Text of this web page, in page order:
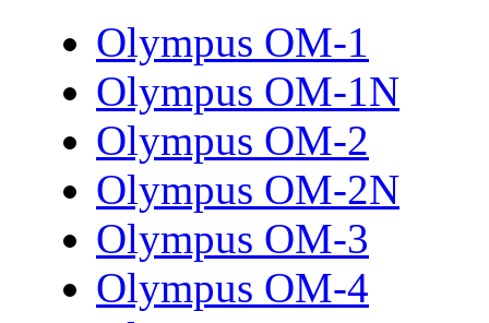
Olympus OM-1
Olympus OM-1N
Olympus OM-2
Olympus OM-2N
Olympus OM-3
Olympus OM-4